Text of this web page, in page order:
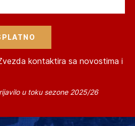
kontaktira sa novostima i
u toku sezone 2025/26